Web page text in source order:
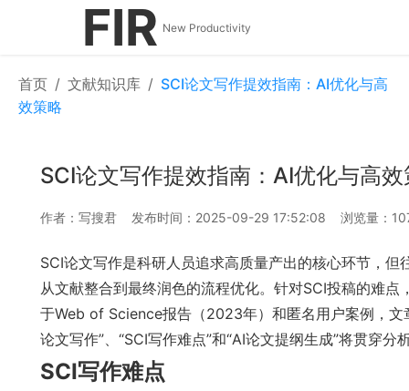
FIR New Productivity
首页 / 文献知识库 / SCI论文写作提效指南：AI优化与高
效策略
SCI论文写作提效指南：AI优化与高
作者：写搜君 发布时间：2025-09-29 17:52:08 浏览量：
SCI论文写作是科研人员追求高质量产出的核心环节，
从文献整合到最终润色的流程优化。针对SCI投稿的难
于Web of Science报告（2023年）和匿名用户案例，
论文写作”、“SCI写作难点”和“AI论文提纲生成”将贯穿
SCI写作难点